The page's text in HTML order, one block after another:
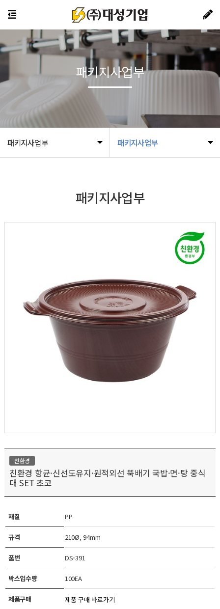
패키지사업부 패키지사업부
패키지사업부
패키지사업부
친환경
친환경 항균·신선도유지·원적외선 뚝배기 국밥·면·탕 중식
대 SET 초코
재질 PP
규격 210Ø, 94mm
품번 DS-391
박스입수량 100EA
제품구매 제품 구매 바로가기